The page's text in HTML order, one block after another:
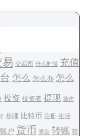
易 交易所 什么时候 充值
怎么 怎么办 怎么
投资 投资者 提现 操作
步骤 比特币 注册 生活
账户 货币 资金 转账 软